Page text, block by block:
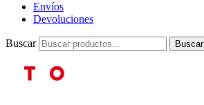
Envíos
Devoluciones
Buscar Buscar